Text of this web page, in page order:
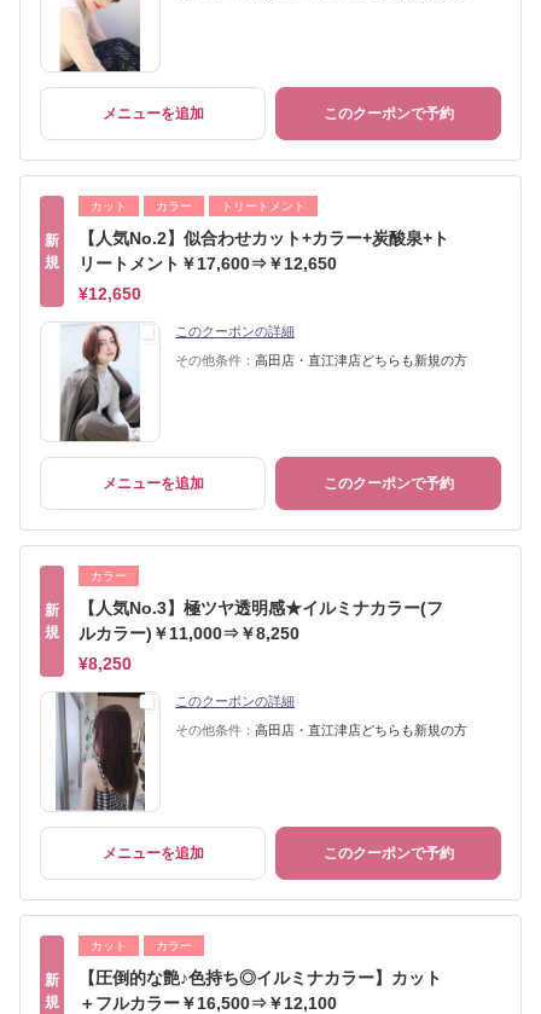
メニューを追加 このクーポンで予約
新
規
カット カラー トリートメント
【人気No.2】似合わせカット+カラー+炭酸泉+ト
リートメント￥17,600⇒￥12,650
¥12,650
このクーポンの詳細
その他条件： 高田店・直江津店どちらも新規の方
メニューを追加 このクーポンで予約
新
規
カラー
【人気No.3】極ツヤ透明感★イルミナカラー(フ
ルカラー)￥11,000⇒￥8,250
¥8,250
このクーポンの詳細
その他条件： 高田店・直江津店どちらも新規の方
メニューを追加 このクーポンで予約
新
規
カット カラー
【圧倒的な艶♪色持ち◎イルミナカラー】カット
＋フルカラー￥16,500⇒￥12,100